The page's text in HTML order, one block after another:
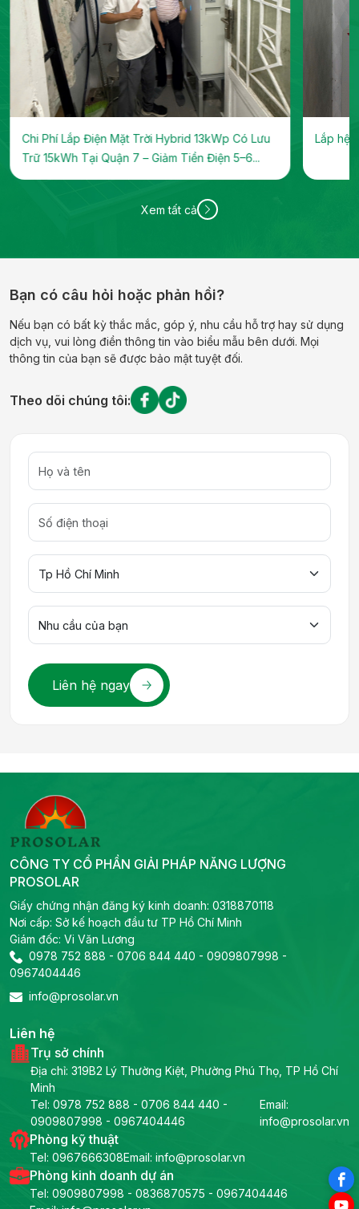
Chi Phí Lắp Điện Mặt Trời Hybrid 13kWp Có Lưu
Trữ 15kWh Tại Quận 7 – Giảm Tiền Điện 5–6...
Lắp hệ
Xem tất cả
Bạn có câu hỏi hoặc phản hồi?
Nếu bạn có bất kỳ thắc mắc, góp ý, nhu cầu hỗ trợ hay sử dụng
dịch vụ, vui lòng điền thông tin vào biểu mẫu bên dưới. Mọi
thông tin của bạn sẽ được bảo mật tuyệt đối.
Theo dõi chúng tôi:
Liên hệ ngay
CÔNG TY CỔ PHẦN GIẢI PHÁP NĂNG LƯỢNG
PROSOLAR
Giấy chứng nhận đăng ký kinh doanh: 0318870118
Nơi cấp: Sở kế hoạch đầu tư TP Hồ Chí Minh
Giám đốc: Vi Văn Lương
0978 752 888 - 0706 844 440 - 0909807998 -
0967404446
info@prosolar.vn
Liên hệ
Trụ sở chính
Địa chỉ: 319B2 Lý Thường Kiệt, Phường Phú Thọ, TP Hồ Chí
Minh
Tel: 0978 752 888 - 0706 844 440 -
0909807998 - 0967404446
Email:
info@prosolar.vn
Phòng kỹ thuật
Tel: 0967666308Email: info@prosolar.vn
Phòng kinh doanh dự án
Tel: 0909807998 - 0836870575 - 0967404446